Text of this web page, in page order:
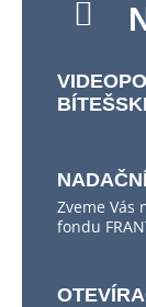
Zveme Vás
fondu